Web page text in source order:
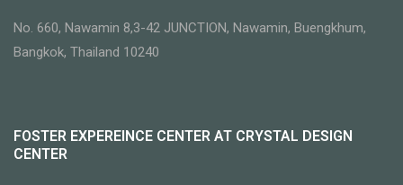
No. 660, Nawamin 8,3-42 JUNCTION, Nawamin, Buengkhum,
Bangkok, Thailand 10240
FOSTER EXPEREINCE CENTER AT CRYSTAL DESIGN
CENTER